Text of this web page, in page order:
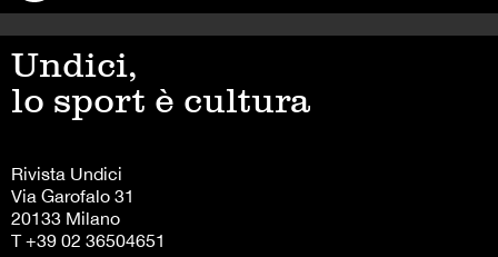
Undici,
lo sport è cultura
Rivista Undici
Via Garofalo 31
20133 Milano
T +39 02 36504651